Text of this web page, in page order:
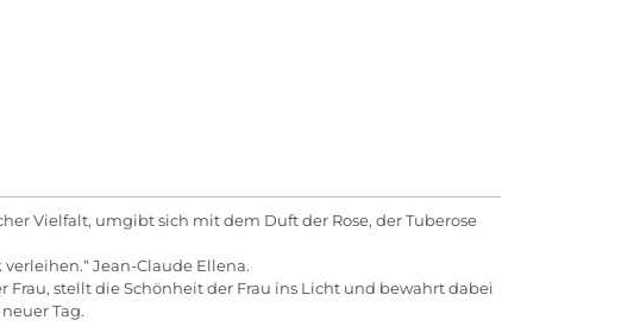
Vielfalt, umgibt sich mit dem Duft der Rose, der Tuberose
Jean-Claude Ellena.
stellt die Schönheit der Frau ins Licht und bewahrt dabei
Tag.